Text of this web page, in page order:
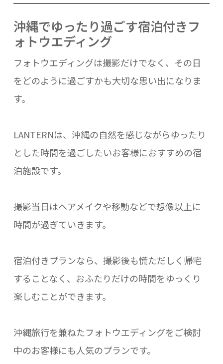
沖縄でゆったり過ごす宿泊付きフ
ォトウエディング
フォトウエディングは撮影だけでなく、その日
をどのように過ごすかも大切な思い出になりま
す。
LANTERNは、沖縄の自然を感じながらゆったり
とした時間を過ごしたいお客様におすすめの宿
泊施設です。
撮影当日はヘアメイクや移動などで想像以上に
時間が過ぎていきます。
宿泊付きプランなら、撮影後も慌ただしく帰宅
することなく、おふたりだけの時間をゆっくり
楽しむことができます。
沖縄旅行を兼ねたフォトウエディングをご検討
中のお客様にも人気のプランです。